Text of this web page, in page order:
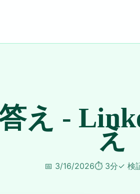
え -
え
📅 3/16/2026⏱️ 3分✓ 検